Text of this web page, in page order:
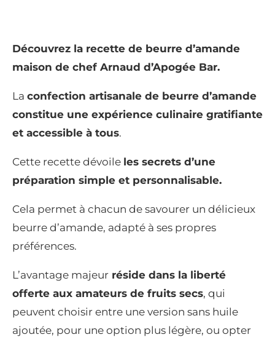
Découvrez la recette de beurre d’amande
maison de chef Arnaud d’Apogée Bar.
La confection artisanale de beurre d’amande
constitue une expérience culinaire gratifiante
et accessible à tous.
Cette recette dévoile les secrets d’une
préparation simple et personnalisable.
Cela permet à chacun de savourer un délicieux
beurre d’amande, adapté à ses propres
préférences.
L’avantage majeur réside dans la liberté
offerte aux amateurs de fruits secs, qui
peuvent choisir entre une version sans huile
ajoutée, pour une option plus légère, ou opter